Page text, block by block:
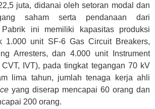
juta, didanai oleh setoran modal dan
saham serta pendanaan dari
ini memiliki kapasitas produksi
1.000 unit SF-6 Gas Circuit Breakers,
Arresters, dan 4.000 unit Instrument
CVT, IVT), pada tingkat tegangan 70 kV
lima tahun, jumlah tenaga kerja ahli
yang diserap mencapai 60 orang dan
200 orang.